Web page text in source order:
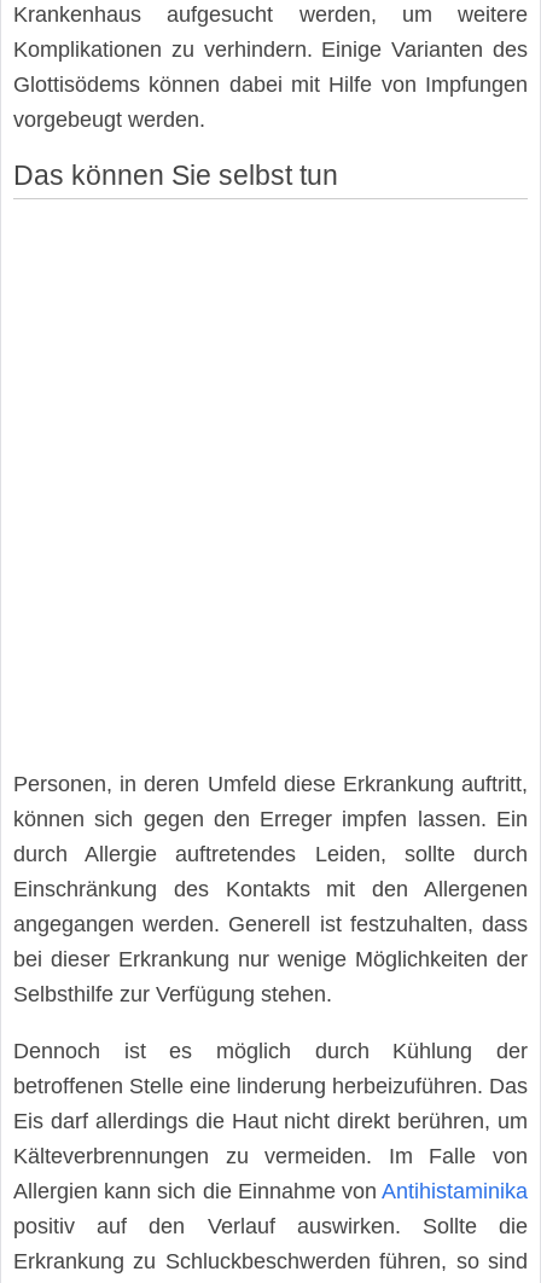
Krankenhaus aufgesucht werden, um weitere
Komplikationen zu verhindern. Einige Varianten des
Glottisödems können dabei mit Hilfe von Impfungen
vorgebeugt werden.
Das können Sie selbst tun
Personen, in deren Umfeld diese Erkrankung auftritt,
können sich gegen den Erreger impfen lassen. Ein
durch Allergie auftretendes Leiden, sollte durch
Einschränkung des Kontakts mit den Allergenen
angegangen werden. Generell ist festzuhalten, dass
bei dieser Erkrankung nur wenige Möglichkeiten der
Selbsthilfe zur Verfügung stehen.
Dennoch ist es möglich durch Kühlung der
betroffenen Stelle eine linderung herbeizuführen. Das
Eis darf allerdings die Haut nicht direkt berühren, um
Kälteverbrennungen zu vermeiden. Im Falle von
Allergien kann sich die Einnahme von Antihistaminika
positiv auf den Verlauf auswirken. Sollte die
Erkrankung zu Schluckbeschwerden führen, so sind